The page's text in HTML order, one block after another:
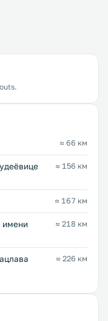
≈ 66 км
≈ 156 км
≈ 167 км
имени
≈ 218 км
≈ 226 км